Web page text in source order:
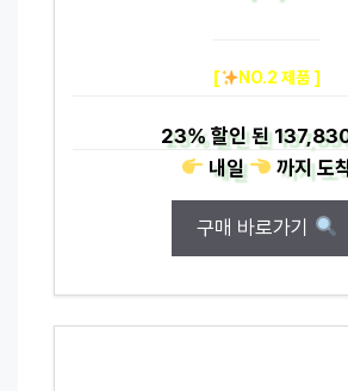
[ NO.2 제품 ]
23%할인 된
내일
까지도
구매 바로가기